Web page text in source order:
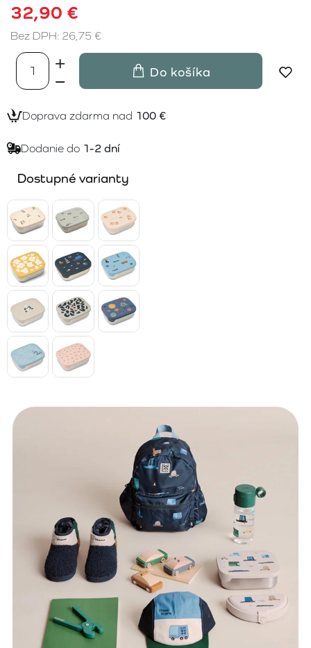
32,90 €
Bez DPH: 26,75 €
Do košíka
Doprava zdarma nad 100 €
Dodanie do 1-2 dní
Dostupné varianty